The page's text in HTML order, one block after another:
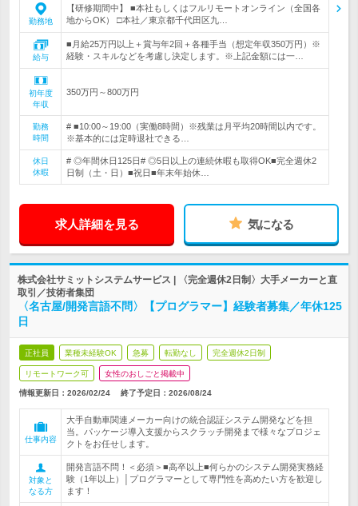
勤務地
【研修期間中】 ■本社もしくはフルリモートオンライン（全国各
地からOK） □本社／東京都千代田区九…
給与
■月給25万円以上＋賞与年2回＋各種手当（想定年収350万円）※
経験・スキルなどを考慮し決定します。※上記金額には一…
初年度
年収
350万円～800万円
勤務
時間
# ■10:00～19:00（実働8時間）※残業は月平均20時間以内です。
※基本的には定時退社できる…
休日
休暇
# ◎年間休日125日# ◎5日以上の連続休暇も取得OK■完全週休2
日制（土・日）■祝日■年末年始休…
求人詳細を見る 気になる
株式会社サミットシステムサービス | 〈完全週休2日制〉大手メーカーと直
取引／技術者集団
〈名古屋/開発言語不問〉【プログラマー】経験者募集／年休125
日
正社員 業種未経験OK 急募 転勤なし 完全週休2日制
リモートワーク可 女性のおしごと掲載中
情報更新日：2026/02/24 終了予定日： 2026/08/24
仕事内容
大手自動車関連メーカー向けの統合認証システム開発などを担
当。パッケージ導入支援からスクラッチ開発まで様々なプロジェ
クトをお任せします。
対象と
なる方
開発言語不問！＜必須＞■高卒以上■何らかのシステム開発実務経
験（1年以上）│プログラマーとして専門性を高めたい方を歓迎し
ます！